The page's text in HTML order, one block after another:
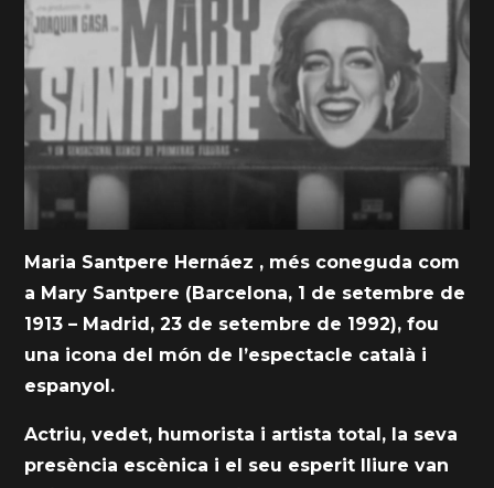
Maria Santpere Hernáez , més coneguda com
a Mary Santpere (Barcelona, 1 de setembre de
1913 – Madrid, 23 de setembre de 1992), fou
una icona del món de l’espectacle català i
espanyol.
Actriu, vedet, humorista i artista total, la seva
presència escènica i el seu esperit lliure van